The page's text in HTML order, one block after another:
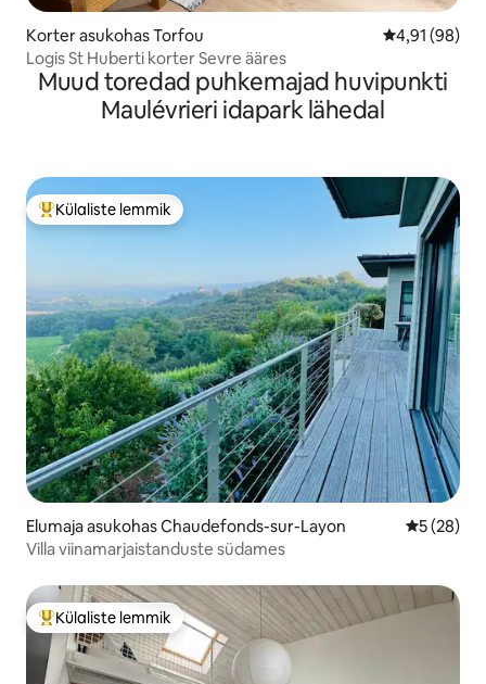
Korter asukohas Torfou Keskmine
4,91 (98)
Logis St Huberti korter Sevre ääres
Muud toredad puhkemajad huvipunkti
Maulévrieri idapark lähedal
Külaliste suur lemmik
Külaliste lemmik
Elumaja asukohas Chaudefonds-sur-Layon Keskmine
5 (28)
Villa viinamarjaistanduste südames
Külaliste suur lemmik
Külaliste lemmik